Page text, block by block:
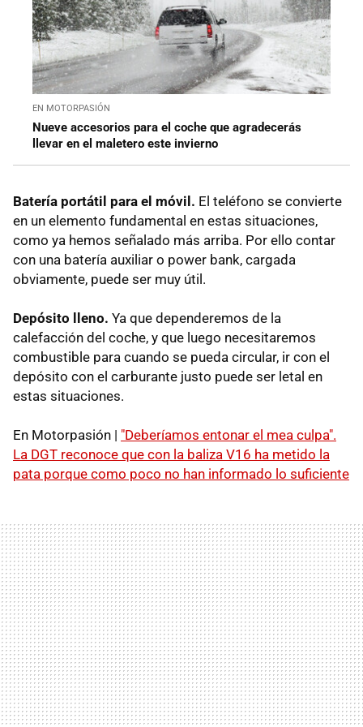
EN MOTORPASIÓN
Nueve accesorios para el coche que agradecerás
llevar en el maletero este invierno
Batería portátil para el móvil. El teléfono se convierte
en un elemento fundamental en estas situaciones,
como ya hemos señalado más arriba. Por ello contar
con una batería auxiliar o power bank, cargada
obviamente, puede ser muy útil.
Depósito lleno. Ya que dependeremos de la
calefacción del coche, y que luego necesitaremos
combustible para cuando se pueda circular, ir con el
depósito con el carburante justo puede ser letal en
estas situaciones.
En Motorpasión | "Deberíamos entonar el mea culpa".
La DGT reconoce que con la baliza V16 ha metido la
pata porque como poco no han informado lo suficiente